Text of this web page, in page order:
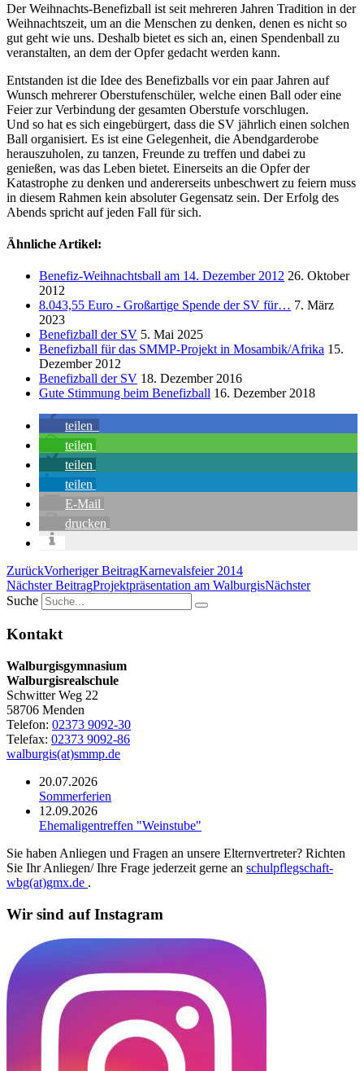
Der Weihnachts-Benefizball ist seit mehreren Jahren Tradition in der
Weihnachtszeit, um an die Menschen zu denken, denen es nicht so
gut geht wie uns. Deshalb bietet es sich an, einen Spendenball zu
veranstalten, an dem der Opfer gedacht werden kann.
Entstanden ist die Idee des Benefizballs vor ein paar Jahren auf
Wunsch mehrerer Oberstufenschüler, welche einen Ball oder eine
Feier zur Verbindung der gesamten Oberstufe vorschlugen.
Und so hat es sich eingebürgert, dass die SV jährlich einen solchen
Ball organisiert. Es ist eine Gelegenheit, die Abendgarderobe
herauszuholen, zu tanzen, Freunde zu treffen und dabei zu
genießen, was das Leben bietet. Einerseits an die Opfer der
Katastrophe zu denken und andererseits unbeschwert zu feiern muss
in diesem Rahmen kein absoluter Gegensatz sein. Der Erfolg des
Abends spricht auf jeden Fall für sich.
Ähnliche Artikel:
Benefiz-Weihnachtsball am 14. Dezember 2012 26. Oktober
2012
8.043,55 Euro - Großartige Spende der SV für… 7. März
2023
Benefizball der SV 5. Mai 2025
Benefizball für das SMMP-Projekt in Mosambik/Afrika 15.
Dezember 2012
Benefizball der SV 18. Dezember 2016
Gute Stimmung beim Benefizball 16. Dezember 2018
teilen
teilen
teilen
teilen
E-Mail
drucken
ZurückVorheriger BeitragKarnevalsfeier 2014
Nächster BeitragProjektpräsentation am WalburgisNächster
Suche
Kontakt
Walburgisgymnasium
Walburgisrealschule
Schwitter Weg 22
58706 Menden
Telefon: 02373 9092-30
Telefax: 02373 9092-86
walburgis(at)smmp.de
20.07.2026
Sommerferien
12.09.2026
Ehemaligentreffen "Weinstube"
Sie haben Anliegen und Fragen an unsere Elternvertreter? Richten
Sie Ihr Anliegen/ Ihre Frage jederzeit gerne an schulpflegschaft-
wbg(at)gmx.de .
Wir sind auf Instagram